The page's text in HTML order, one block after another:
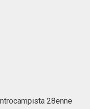
28enne